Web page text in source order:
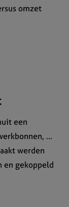
omzet
een
...
werden
en gekoppeld